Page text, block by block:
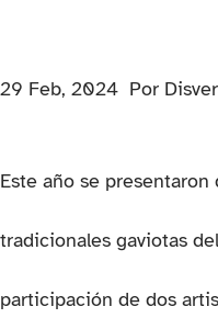
29 Feb, 2024 Por
Este año se
tradicionales gaviotas
participación de dos